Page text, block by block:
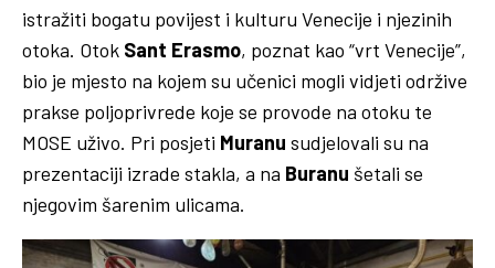
istražiti bogatu povijest i kulturu Venecije i njezinih
otoka. Otok Sant Erasmo, poznat kao “vrt Venecije”,
bio je mjesto na kojem su učenici mogli vidjeti održive
prakse poljoprivrede koje se provode na otoku te
MOSE uživo. Pri posjeti Muranu sudjelovali su na
prezentaciji izrade stakla, a na Buranu šetali se
njegovim šarenim ulicama.